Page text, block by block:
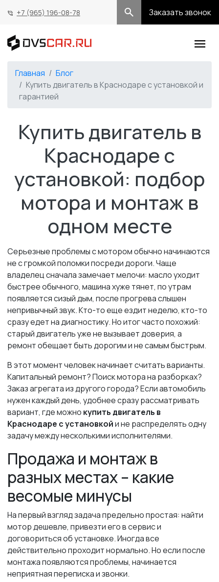
+7 (965) 196-08-78 Заказать звонок
Главная
Блог
Купить двигатель в Краснодаре с установкой и
гарантией
Купить двигатель в
Краснодаре с
установкой: подбор
мотора и монтаж в
одном месте
Серьезные проблемы с мотором обычно начинаются
не с громкой поломки посреди дороги. Чаще
владелец сначала замечает мелочи: масло уходит
быстрее обычного, машина хуже тянет, по утрам
появляется сизый дым, после прогрева слышен
непривычный звук. Кто-то еще ездит неделю, кто-то
сразу едет на диагностику. Но итог часто похожий:
старый двигатель уже не вызывает доверия, а
ремонт обещает быть дорогим и не самым быстрым.
В этот момент человек начинает считать варианты.
Капитальный ремонт? Поиск мотора на разборках?
Заказ агрегата из другого города? Если автомобиль
нужен каждый день, удобнее сразу рассматривать
вариант, где можно купить двигатель в
Краснодаре с установкойи не распределять одну
задачу между несколькими исполнителями.
Продажа и монтаж в
разных местах – какие
весомые минусы
На первый взгляд задача предельно простая: найти
мотор дешевле, привезти его в сервис и
договориться об установке. Иногда все
действительно проходит нормально. Но если после
монтажа появляются проблемы, начинается
неприятная переписка и звонки.